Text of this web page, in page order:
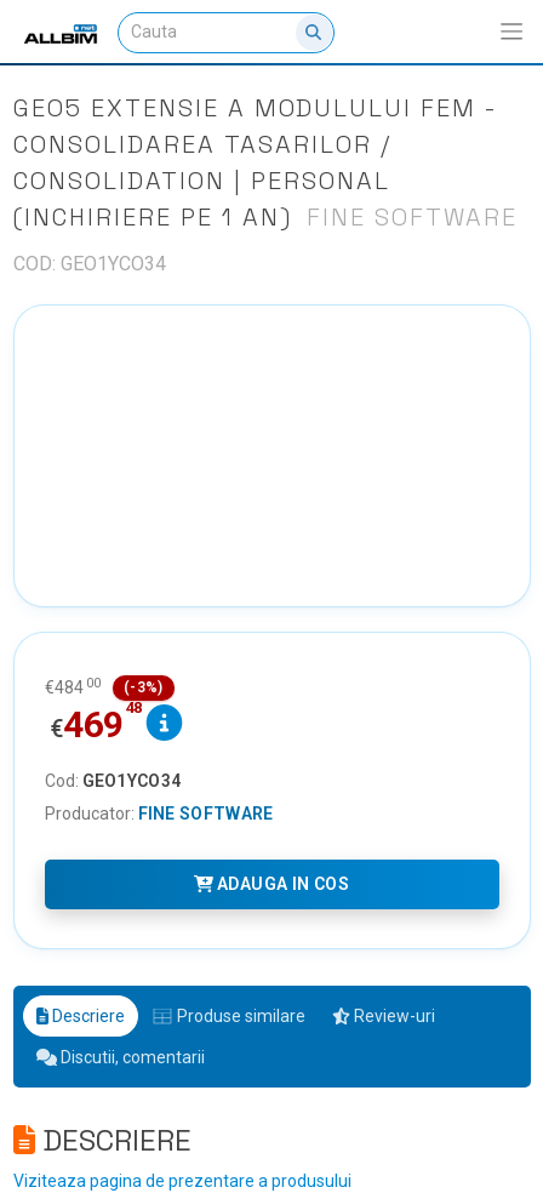
GEO5 EXTENSIE A MODULULUI FEM -
CONSOLIDAREA TASARILOR /
CONSOLIDATION | PERSONAL
(INCHIRIERE PE 1 AN)
FINE SOFTWARE
COD: GEO1YCO34
€484 00 (-3%)
€46948
Cod: GEO1YCO34
Producator: FINE SOFTWARE
ADAUGA IN COS
Descriere Produse similare Review-uri
Discutii, comentarii
DESCRIERE
Viziteaza pagina de prezentare a produsului